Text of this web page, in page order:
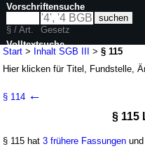
Start > Inhalt SGB III >§ 115
Hier klicken fürTitel, Fundstelle,
- Arbeitsförderung -
BGBl. I
Geltung ab 01.01.1998; FNA:
§ 114 ←
§ 115
§ 115 hat3 frühere Fassungen
Vorschriftensuche
§ / Art.
Gesetz
Volltextsuche
nur in SGB III